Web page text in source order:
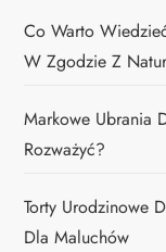
Co Warto
W Zgodzie Z
Markowe Ubrania
Rozważyć?
Torty Urodzinowe
Dla Maluchów